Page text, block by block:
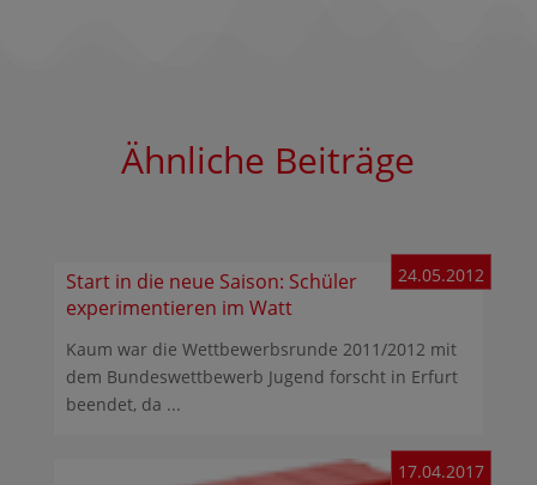
Ähnliche Beiträge
Start in die neue Saison: Schüler
experimentieren im Watt
24.05.2012
Kaum war die Wettbewerbsrunde 2011/2012 mit
dem Bundeswettbewerb Jugend forscht in Erfurt
beendet, da ...
17.04.2017